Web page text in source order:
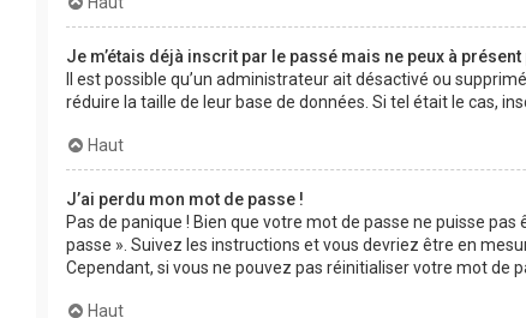
Je m’étais déjà inscrit par le passé mais ne peux à
Il est possible qu’un administrateur ait désactivé ou
réduire la taille de leur base de données. Si tel était le cas,
Haut
J’ai perdu mon mot de passe !
Pas de panique ! Bien que votre mot de passe ne puisse
passe ». Suivez les instructions et vous devriez être en
Cependant, si vous ne pouvez pas réinitialiser votre mot de
Haut